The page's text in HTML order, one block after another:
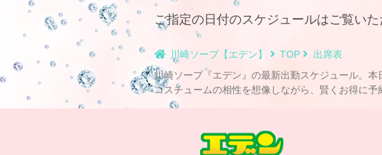
ご指定の日付のスケジュールはご覧い
川崎ソープ【エデン】 TOP
出席表
川崎ソープ『エデン』の最新出勤スケジュール。
コスチュームの相性を想像しながら、賢くお得に予